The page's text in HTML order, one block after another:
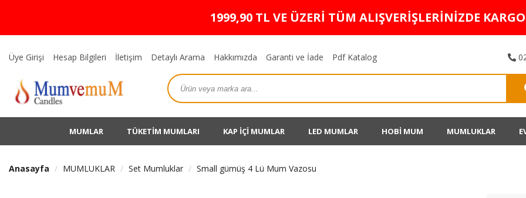
1999,90 TL VE ÜZERİ TÜM ALIŞVERİŞLERİNİZDE
Üye Girişi Hesap Bilgileri İletişim Detaylı Arama Hakkımızda Garanti ve İade Pdf Katalog
MUMLAR TÜKETİM MUMLARI KAP İÇİ MUMLAR LED MUMLAR HOBİ MUM MUMLUKLAR
Anasayfa MUMLUKLAR Set Mumluklar Small gümüş 4 Lü Mum Vazosu